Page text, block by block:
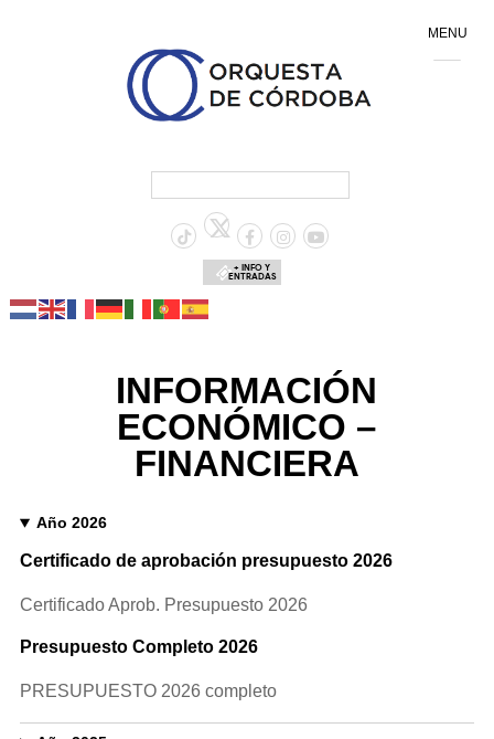
+ INFO Y
ENTRADAS
INFORMACIÓN
ECONÓMICO –
FINANCIERA
Año 2026
Certificado de aprobación presupuesto 2026
Certificado Aprob. Presupuesto 2026
Presupuesto Completo 2026
PRESUPUESTO 2026 completo
MENU